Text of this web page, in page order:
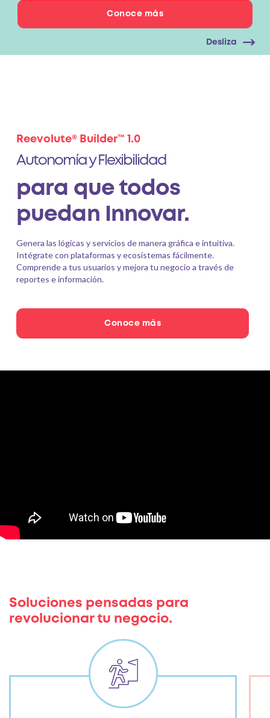
Conoce más
Desliza
Reevolute® Builder™ 1.0
Autonomía y Flexibilidad
para que todos
puedan Innovar.
Genera las lógicas y servicios de manera gráfica e intuitiva.
Intégrate con plataformas y ecosistemas fácilmente.
Comprende a tus usuarios y mejora tu negocio a través de
reportes e información.
Conoce más
Soluciones pensadas para
revolucionar tu negocio.